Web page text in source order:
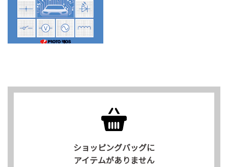
ショッピングバッグに
アイテムがありません